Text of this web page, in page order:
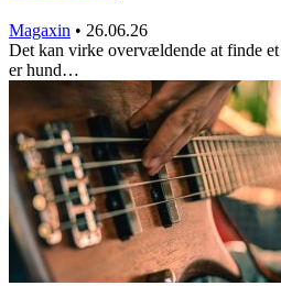
Magaxin • 26.06.26
Det kan virke overvældende at finde
er hund…